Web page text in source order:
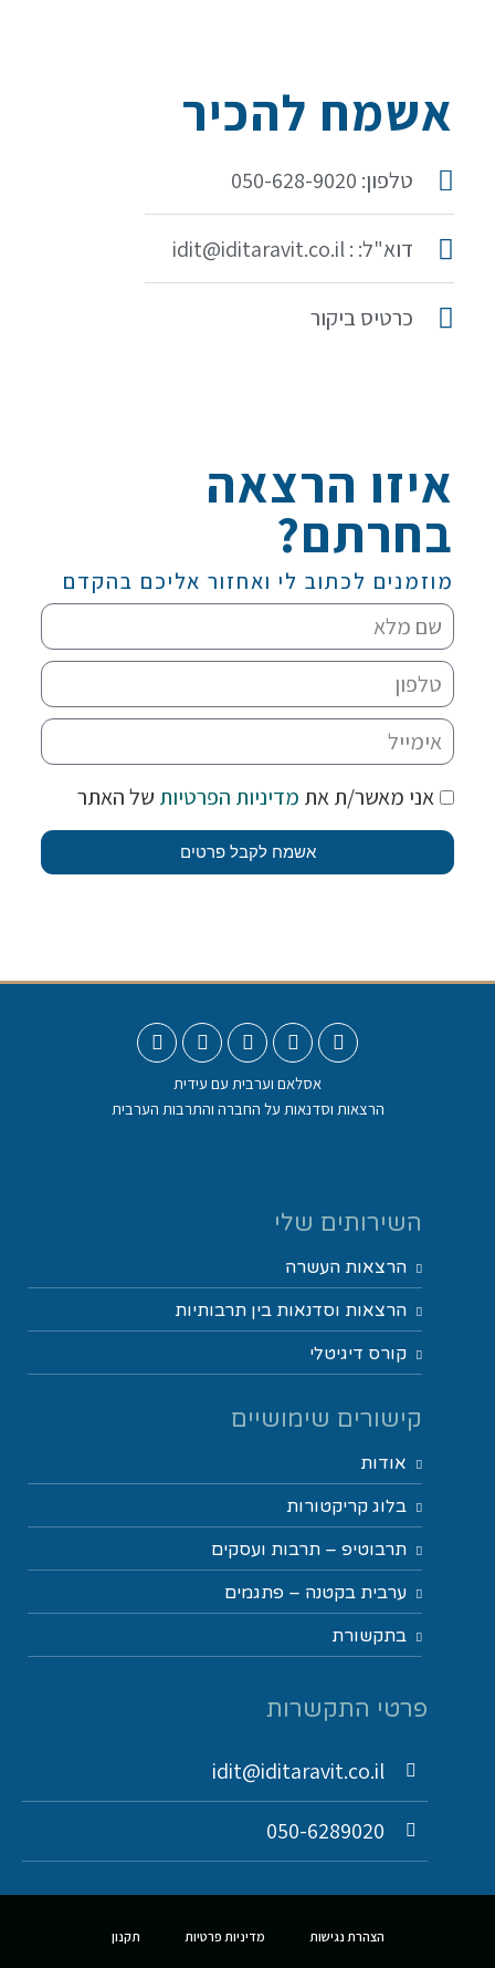
איזו הרצאה
בחרתם?
מוזמנים לכתוב לי ואחזור אליכם בהקדם
אני מאשר/ת את מדיניות הפרטיות של האתר
אשמח לקבל פרטים
אשמח להכיר
טלפון: 050-628-9020
דוא"ל: : idit@iditaravit.co.il
כרטיס ביקור
אסלאם וערבית עם עידית
הרצאות וסדנאות על החברה והתרבות הערבית
השירותים שלי
הרצאות העשרה
הרצאות וסדנאות בין תרבותיות
קורס דיגיטלי
קישורים שימושיים
אודות
בלוג קריקטורות
תרבוטיפ – תרבות ועסקים
ערבית בקטנה – פתגמים
בתקשורת
פרטי התקשרות
idit@iditaravit.co.il
050-6289020
הצהרת נגישות מדיניות פרטיות תקנון